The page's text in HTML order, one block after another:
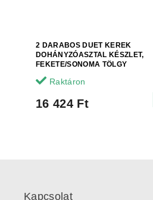
2 DARABOS DUET KEREK
DOHÁNYZÓASZTAL KÉSZLET,
FEKETE/SONOMA TÖLGY
Raktáron
16 424 Ft
Kapcsolat